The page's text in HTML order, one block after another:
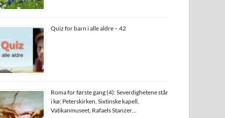
Quiz for barn i alle aldre – 42
Roma for første gang (4): Severdighetene står
i kø; Peterskirken, Sixtinske kapell,
Vatikanmuseet, Rafaels Stanzer…